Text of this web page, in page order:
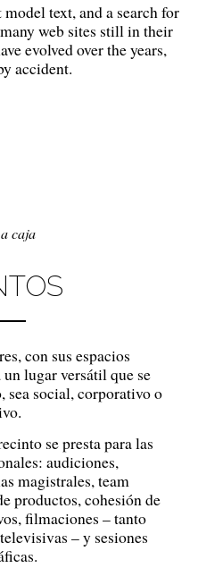
text, and a search for
web sites still in their
evolved over the years,
accident.
caja
con sus espacios
lugar versátil que se
sea social, corporativo o
se presta para las
audiciones,
magistrales, team
productos, cohesión de
filmaciones – tanto
– y sesiones